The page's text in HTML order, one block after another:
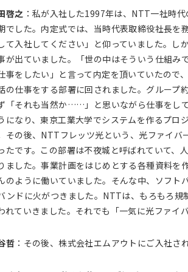
啓之 ：私が入社した1997年は、NTT一社時
でした。内定式では、当時代表取締役社長を
て入社してください」と仰っていました。
が出ていました。「世の中はそういう仕組
事をしたい」と言って内定を頂いていたので
の仕事をする部署に回されました。グルー
「それも当然か……」と思いながら仕事をし
になり、東京工業大学でシステムを作るプロ
その後、NTTフレッツ光という、光ファイ
たです。この部署は不夜城と呼ばれていて、
ました。事業計画をはじめとする各種資料を
のように働いていました。そんな中、ソフ
ンドに火がつきました。NTTは、もろもろ
れていきました。それでも「一気に光ファイ
哲 ：その後、株式会社エムアウトにご入社